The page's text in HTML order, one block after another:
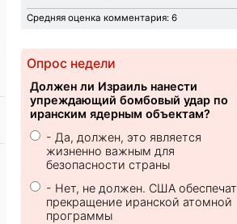
Средняя оценка комментария: 6
Опрос недели
Должен ли Израиль нанести
упреждающий бомбовый удар по
иранским ядерным объектам?
- Да, должен, это является
жизненно важным для
безопасности страны
- Нет, не должен. США обеспечат
прекращение иранской атомной
программы